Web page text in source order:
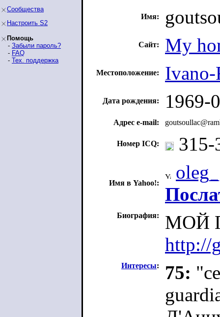
Сообщества
Настроить S2
Помощь
- Забыли пароль?
- FAQ
- Тех. поддержка
Имя:
Сайт: My
Местоположение:
Дата рождения: 1969-
Адрес e-mail: goutsoullac@
Номер ICQ: 315-
Имя в Yahoo!:
Биография:
МОЙ
http://
Интересы: 75: